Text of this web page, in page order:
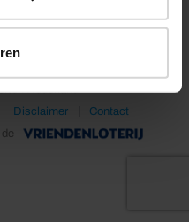
Nederland
Disclaimer
Contact